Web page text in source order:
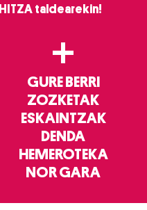
HITZA taldearekin!
+
GURE BERRI
ZOZKETAK
ESKAINTZAK
DENDA
HEMEROTEKA
NOR GARA